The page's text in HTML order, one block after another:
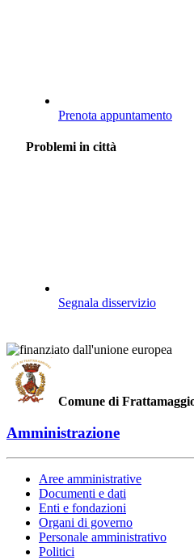
Prenota appuntamento
Problemi in città
Segnala disservizio
Comune di
Amministrazione
Aree amministrative
Documenti e dati
Enti e fondazioni
Organi di governo
Personale amministrativo
Politici